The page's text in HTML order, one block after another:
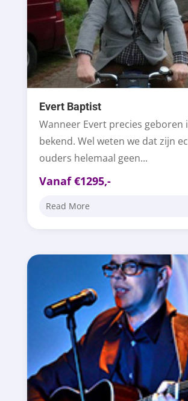
Evert Baptist
Wanneer Evert precies geboren
bekend. Wel weten we dat zijn
ouders helemaal geen...
Vanaf €1295,-
Read More